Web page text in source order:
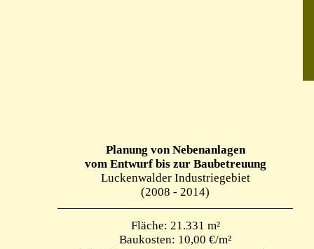
Planung von Nebenanlagen
vom Entwurf bis zur Baubetreuung
Luckenwalder Industriegebiet
(2008 - 2014)
Fläche: 21.331 m²
Baukosten: 10,00 €/m²